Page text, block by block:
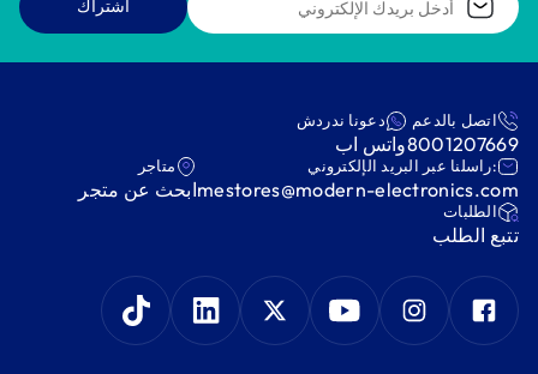
اشتراك
اتصل بالدعم
8001207669
دعونا ندردش
واتس اب
:راسلنا عبر البريد الإلكتروني
mestores@modern-electronics.com
متاجر
ابحث عن متجر
‫الطلبات‬
‫تتبع الطلب‬